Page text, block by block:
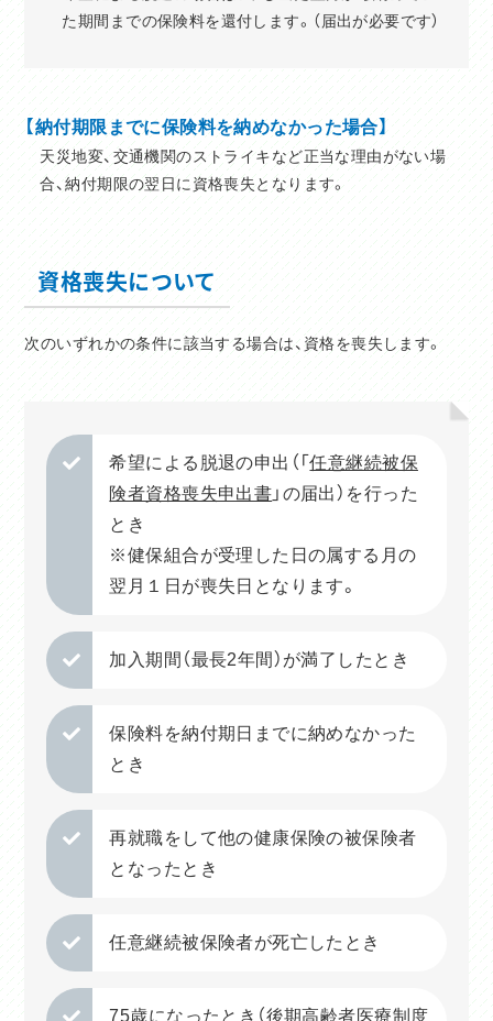
た期間までの保険料を還付します。（届出が必要です）
【納付期限までに保険料を納めなかった場合】
天災地変、交通機関のストライキなど正当な理由がない場
合、納付期限の翌日に資格喪失となります。
資格喪失について
次のいずれかの条件に該当する場合は、資格を喪失します。
希望による脱退の申出（「任意継続被保
険者資格喪失申出書 」の届出）を行った
とき
※健保組合が受理した日の属する月の
翌月１日が喪失日となります。
加入期間（最長2年間）が満了したとき
保険料を納付期日までに納めなかった
とき
再就職をして他の健康保険の被保険者
となったとき
任意継続被保険者が死亡したとき
75歳になったとき（後期高齢者医療制度